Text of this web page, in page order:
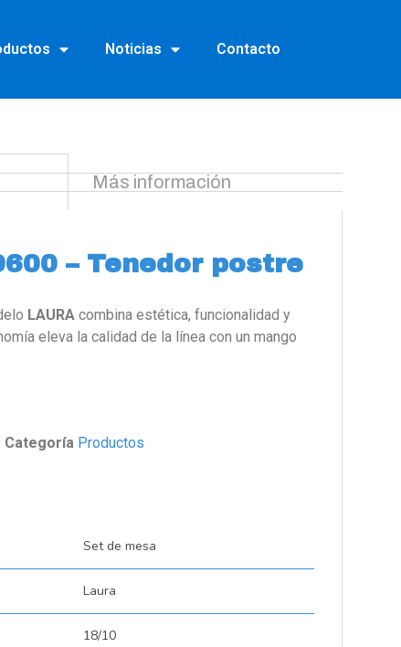
Noticias Contacto
Más información
– Tenedor postre
LAURA combina estética, funcionalidad y
eleva la calidad de la línea con un mango
Categoría Productos
Set de mesa
Laura
18/10